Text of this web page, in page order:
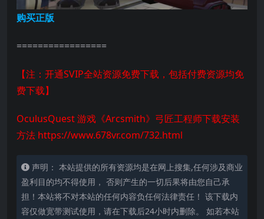
购买正版
=================
【注：开通SVIP全站资源免费下载，包括付费资源均免
费下载】
OculusQuest 游戏《Arcsmith》弓匠工程师下载安装
方法 https://www.678vr.com/732.html
声明： 本站提供的所有资源均是在网上搜集,任何涉及商业
盈利目的均不得使用， 否则产生的一切后果将由您自己承
担！本站将不对本站的任何内容负任何法律责任！ 该下载内
容仅做宽带测试使用，请在下载后24小时内删除。 如若本站